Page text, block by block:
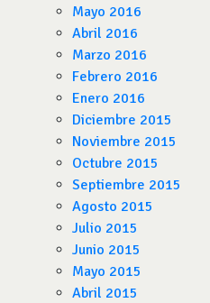
Mayo 2016
Abril 2016
Marzo 2016
Febrero 2016
Enero 2016
Diciembre 2015
Noviembre 2015
Octubre 2015
Septiembre 2015
Agosto 2015
Julio 2015
Junio 2015
Mayo 2015
Abril 2015